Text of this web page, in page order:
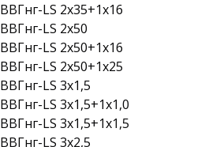
ВВГнг-LS 2х35+1х16
ВВГнг-LS 2х50
ВВГнг-LS 2х50+1х16
ВВГнг-LS 2х50+1х25
ВВГнг-LS 3х1,5
ВВГнг-LS 3х1,5+1х1,0
ВВГнг-LS 3х1,5+1х1,5
ВВГнг-LS 3х2,5